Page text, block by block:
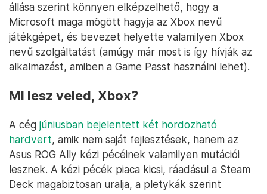
állása szerint könnyen elképzelhető, hogy a
Microsoft maga mögött hagyja az Xbox nevű
játékgépet, és bevezet helyette valamilyen Xbox
nevű szolgáltatást (amúgy már most is így hívják az
alkalmazást, amiben a Game Passt használni lehet).
MI lesz veled, Xbox?
A cég júniusban bejelentett két hordozható
hardvert, amik nem saját fejlesztések, hanem az
Asus ROG Ally kézi pécéinek valamilyen mutációi
lesznek. A kézi pécék piaca kicsi, ráadásul a Steam
Deck magabiztosan uralja, a pletykák szerint